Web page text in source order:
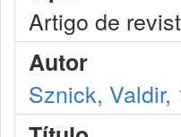
Artigo de
Autor
Sznick, Valdir,